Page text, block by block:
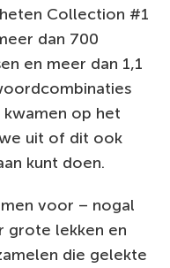
Collection #1
dan 700
en meer dan 1,1
op het
uit of dit ook
kunt doen.
voor – nogal
grote lekken en
die gelekte